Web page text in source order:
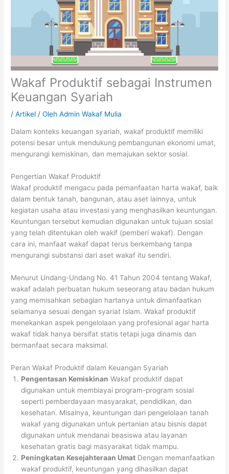
Wakaf Produktif sebagai Instrumen
Keuangan Syariah
/Artikel / OlehAdmin Wakaf Mulia
Dalam konteks keuangan syariah, wakaf produktif memiliki
potensi besar untuk mendukung pembangunan ekonomi umat,
mengurangi kemiskinan, dan memajukan sektor sosial.
Pengertian Wakaf Produktif
Wakaf produktif mengacu pada pemanfaatan harta wakaf, baik
dalam bentuk tanah, bangunan, atau aset lainnya, untuk
kegiatan usaha atau investasi yang menghasilkan keuntungan.
Keuntungan tersebut kemudian digunakan untuk tujuan sosial
yang telah ditentukan oleh wakif (pemberi wakaf). Dengan
cara ini, manfaat wakaf dapat terus berkembang tanpa
mengurangi substansi dari aset wakaf itu sendiri.
Menurut Undang-Undang No. 41 Tahun 2004 tentang Wakaf,
wakaf adalah perbuatan hukum seseorang atau badan hukum
yang memisahkan sebagian hartanya untuk dimanfaatkan
selamanya sesuai dengan syariat Islam. Wakaf produktif
menekankan aspek pengelolaan yang profesional agar harta
wakaf tidak hanya bersifat statis tetapi juga dinamis dan
bermanfaat secara maksimal.
Peran Wakaf Produktif dalam Keuangan Syariah
Pengentasan Kemiskinan Wakaf produktif dapat
digunakan untuk membiayai program-program sosial
seperti pemberdayaan masyarakat, pendidikan, dan
kesehatan. Misalnya, keuntungan dari pengelolaan tanah
wakaf yang digunakan untuk pertanian atau bisnis dapat
digunakan untuk mendanai beasiswa atau layanan
kesehatan gratis bagi masyarakat tidak mampu.
Peningkatan Kesejahteraan Umat Dengan memanfaatkan
wakaf produktif, keuntungan yang dihasilkan dapat